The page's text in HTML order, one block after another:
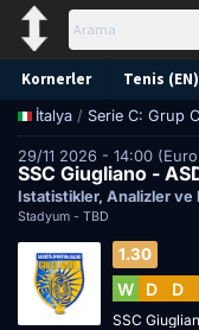
Kornerler Tenis (EN)
İtalya / Serie C: Grup C
29/11 2026 - 14:00
SSC Giugliano -
İstatistikler, Analizler ve
Stadyum - TBD
1.30
W D D
SSC